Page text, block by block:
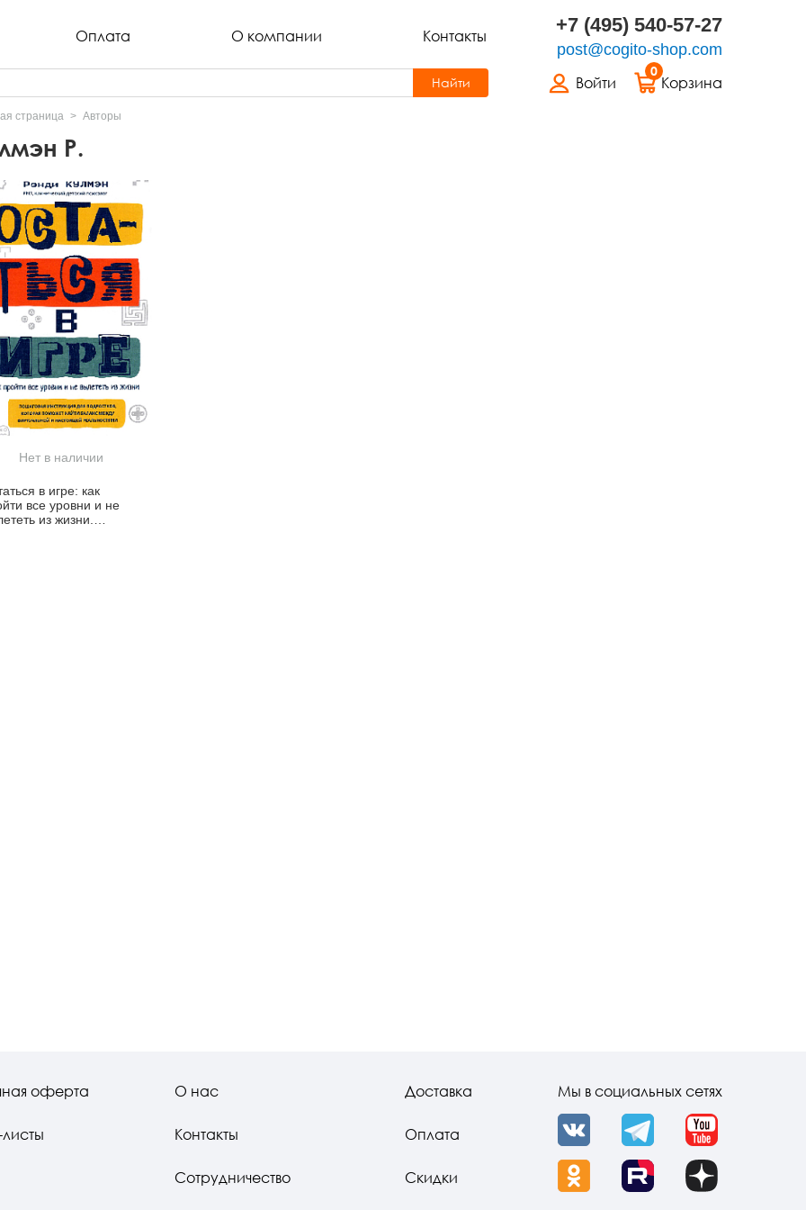
Оплата О компании Контакты +7 (495) 540-57-27
post@cogito-shop.com
Войти
0
Корзина
Найти
страница Авторы
Р.
Нет в наличии
в игре: как
все уровни и не
из жизни.
оферта О нас
Контакты
Сотрудничество
Доставка
Оплата
Скидки
Мы в социальных сетях
VK Telegram YouTube
OK Rutube Dzen